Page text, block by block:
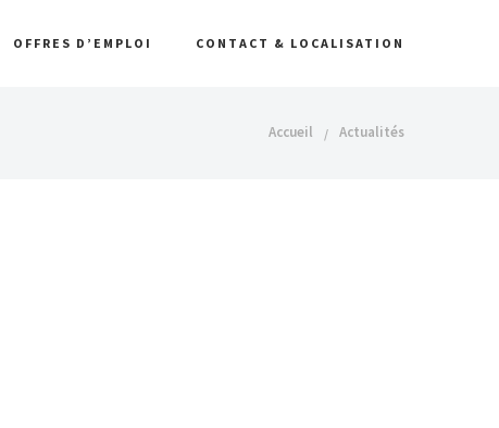
OFFRES D’EMPLOI CONTACT & LOCALISATION
Accueil Actualités